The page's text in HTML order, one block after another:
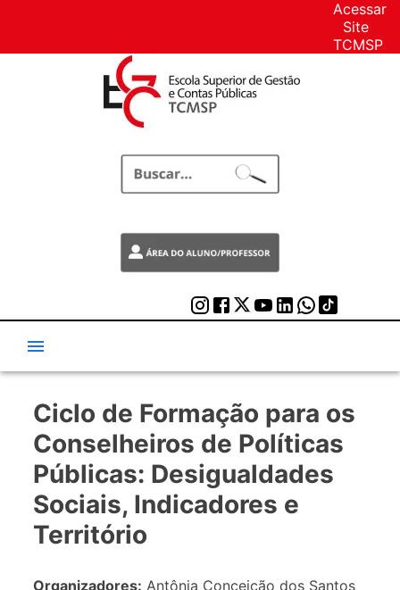
Acessar
Site
TCMSP
Ciclo de Formação para os
Conselheiros de Políticas
Públicas: Desigualdades
Sociais, Indicadores e
Território
Organizadores: Antônia Conceição dos Santos